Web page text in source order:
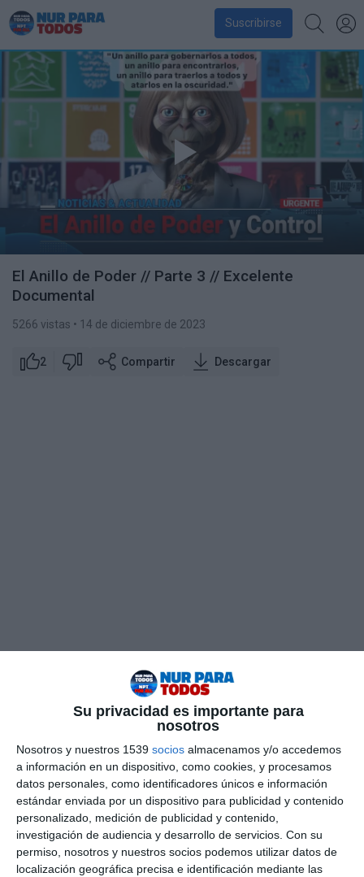
Su privacidad es importante para
nosotros
Nosotros y nuestros 1539 socios almacenamos y/o accedemos
a información en un dispositivo, como cookies, y procesamos
datos personales, como identificadores únicos e información
estándar enviada por un dispositivo para publicidad y contenido
personalizado, medición de publicidad y contenido,
investigación de audiencia y desarrollo de servicios. Con su
permiso, nosotros y nuestros socios podemos utilizar datos de
localización geográfica precisa e identificación mediante las
Suscribirse
El Anillo de Poder // Parte 3 // Excelente
Documental
5266 vistas • 14 de diciembre de 2023
2 Compartir Descargar
MÁS INFO EN: https://www.nurparatodos.com.ar
Recuerda que con la suscripción aNPTMedia.tvparticipás de
los Zooms semanales en Patreon
------------------------------------------
GRUPO EN TELEGRAM:https://t.me/nurparatodos81
------------------------------------------